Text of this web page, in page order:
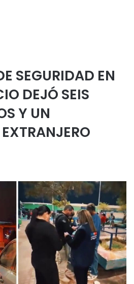
SEGURIDAD EN
DEJÓ SEIS
Y UN